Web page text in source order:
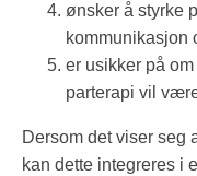
ønsker å styrke
kommunikasjon
er usikker på
parterapi vil
Dersom det viser seg
kan dette integreres i